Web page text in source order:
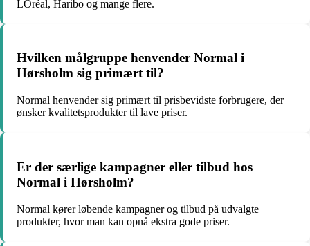
LOréal, Haribo og mange flere.
Hvilken målgruppe henvender Normal i
Hørsholm sig primært til?
Normal henvender sig primært til prisbevidste forbrugere, der
ønsker kvalitetsprodukter til lave priser.
Er der særlige kampagner eller tilbud hos
Normal i Hørsholm?
Normal kører løbende kampagner og tilbud på udvalgte
produkter, hvor man kan opnå ekstra gode priser.